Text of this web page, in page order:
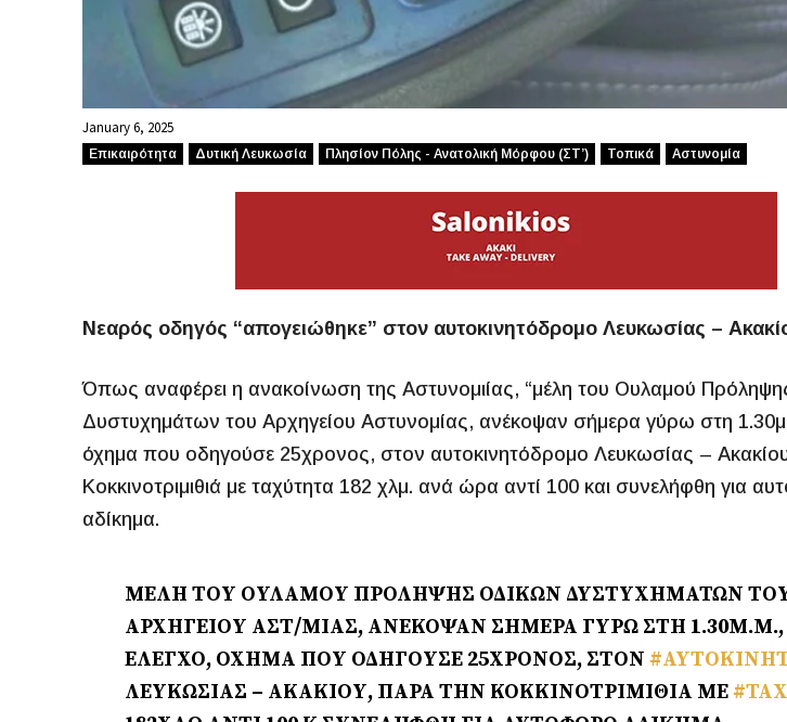
January 6, 2025
Επικαιρότητα Δυτική Λευκωσία Πλησίον Πόλης - Ανατολική Μόρφου (ΣΤ’) Τοπικά Αστυνομία
Νεαρός οδηγός “απογειώθηκε” στον αυτοκινητόδρομο Λευκωσίας –
Όπως αναφέρει η ανακοίνωση της Αστυνομιίας, “μέλη του Ουλαμού
Δυστυχημάτων του Αρχηγείου Αστυνομίας, ανέκοψαν σήμερα γύρω στη
όχημα που οδηγούσε 25χρονος, στον αυτοκινητόδρομο Λευκωσίας –
Κοκκινοτριμιθιά με ταχύτητα 182 χλμ. ανά ώρα αντί 100 και συνελήφθη για
αδίκημα.
ΜΈΛΗ ΤΟΥ ΟΥΛΑΜΟΎ ΠΡΌΛΗΨΗΣ ΟΔΙΚΏΝ ΔΥΣΤΥΧΗΜΆΤΩΝ
ΑΡΧΗΓΕΊΟΥ ΑΣΤ/ΜΊΑΣ, ΑΝΈΚΟΨΑΝ ΣΉΜΕΡΑ ΓΎΡΩ ΣΤΗ 1.30Μ.Μ.,
ΈΛΕΓΧΟ, ΌΧΗΜΑ ΠΟΥ ΟΔΗΓΟΎΣΕ 25ΧΡΟΝΟΣ, ΣΤΟΝ
ΛΕΥΚΩΣΊΑΣ – ΑΚΑΚΊΟΥ, ΠΑΡΆ ΤΗΝ ΚΟΚΚΙΝΟΤΡΙΜΙΘΙΆ ΜΕ